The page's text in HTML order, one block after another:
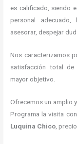
es calificado, siendo
personal
asesorar, despejar
Nos caracterizamos
satisfacción total de
mayor objetivo.
Ofrecemos un amplio
Programa la visita
Luquina Chico ,